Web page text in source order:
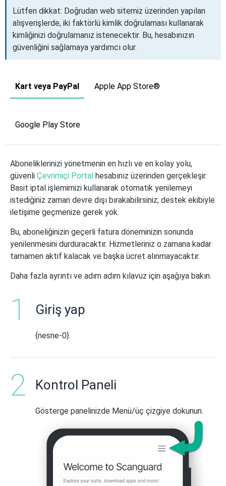
Lütfen dikkat: Doğrudan web sitemiz üzerinden yapılan
alışverişlerde, iki faktörlü kimlik doğrulaması kullanarak
kimliğinizi doğrulamanız istenecektir. Bu, hesabınızın
güvenliğini sağlamaya yardımcı olur.
Kart veya PayPal Apple App Store®
Google Play Store
Aboneliklerinizi yönetmenin en hızlı ve en kolay yolu,
güvenli Çevrimiçi Portal hesabınız üzerinden gerçekleşir.
Basit iptal işlemimizi kullanarak otomatik yenilemeyi
istediğiniz zaman devre dışı bırakabilirsiniz; destek ekibiyle
iletişime geçmenize gerek yok.
Bu, aboneliğinizin geçerli fatura döneminizin sonunda
yenilenmesini durduracaktır. Hizmetleriniz o zamana kadar
tamamen aktif kalacak ve başka ücret alınmayacaktır.
Daha fazla ayrıntı ve adım adım kılavuz için aşağıya bakın.
Giriş yap
{nesne-0}.
Kontrol Paneli
Gösterge panelinizde Menü/üç çizgiye dokunun.